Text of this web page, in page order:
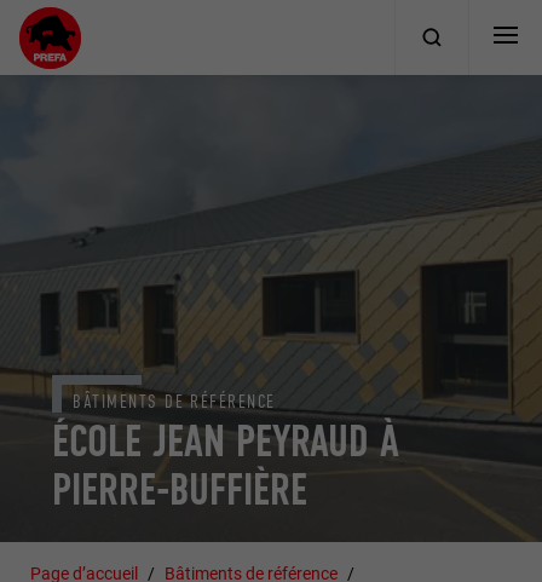
ÉCOLE JEAN PEYRAUD À
PIERRE-BUFFIÈRE
BÂTIMENTS DE RÉFÉRENCE
Page d’accueil
Bâtiments de référence